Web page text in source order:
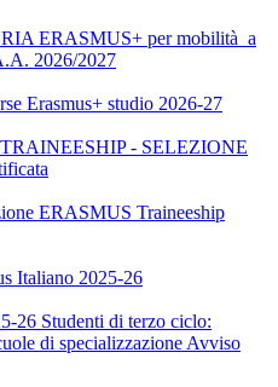
ERASMUS+ per mobilità a
2026/2027
Erasmus+ studio 2026-27
- SELEZIONE
ERASMUS Traineeship
Italiano 2025-26
26 Studenti di terzo ciclo:
di specializzazione Avviso